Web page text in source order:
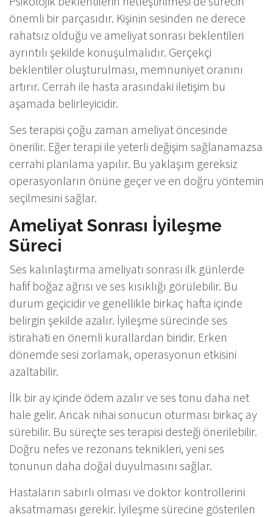
önemli bir parçasıdır. Kişinin sesinden ne derece
rahatsız olduğu ve ameliyat sonrası beklentileri
ayrıntılı şekilde konuşulmalıdır. Gerçekçi
beklentiler oluşturulması, memnuniyet oranını
artırır. Cerrah ile hasta arasındaki iletişim bu
aşamada belirleyicidir.
Ses terapisi çoğu zaman ameliyat öncesinde
önerilir. Eğer terapi ile yeterli değişim sağlanamazsa
cerrahi planlama yapılır. Bu yaklaşım gereksiz
operasyonların önüne geçer ve en doğru yöntemin
seçilmesini sağlar.
Ameliyat Sonrası İyileşme
Süreci
Ses kalınlaştırma ameliyatı sonrası ilk günlerde
hafif boğaz ağrısı ve ses kısıklığı görülebilir. Bu
durum geçicidir ve genellikle birkaç hafta içinde
belirgin şekilde azalır. İyileşme sürecinde ses
istirahati en önemli kurallardan biridir. Erken
dönemde sesi zorlamak, operasyonun etkisini
azaltabilir.
İlk bir ay içinde ödem azalır ve ses tonu daha net
hale gelir. Ancak nihai sonucun oturması birkaç ay
sürebilir. Bu süreçte ses terapisi desteği önerilebilir.
Doğru nefes ve rezonans teknikleri, yeni ses
tonunun daha doğal duyulmasını sağlar.
Hastaların sabırlı olması ve doktor kontrollerini
aksatmaması gerekir. İyileşme sürecine gösterilen